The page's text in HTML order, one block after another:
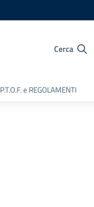
Cerca
P.T.O.F. e REGOLAMENTI